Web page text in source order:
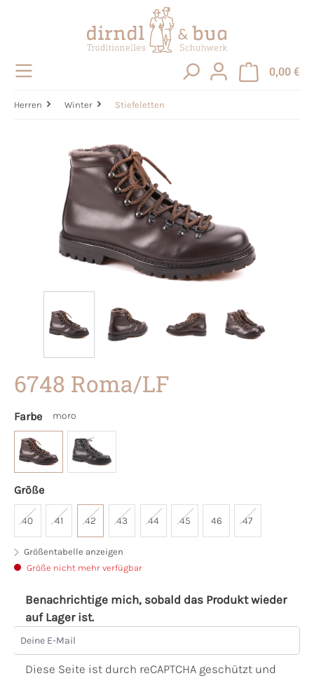
0,00 €
Herren Winter Stiefeletten
Bildergalerie überspringen
6748 Roma/LF
Farbe moro
Größe
40 41 42 43 44 45 46 47
Größentabelle anzeigen
Größe nicht mehr verfügbar
Benachrichtige mich, sobald das Produkt wieder
auf Lager ist.
Deine E-Mail
Diese Seite ist durch reCAPTCHA geschützt und